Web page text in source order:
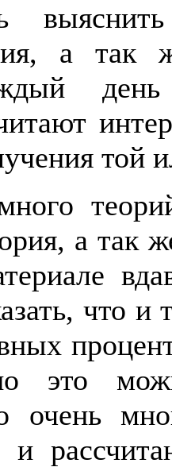
а
той
а так
что и
это
очень